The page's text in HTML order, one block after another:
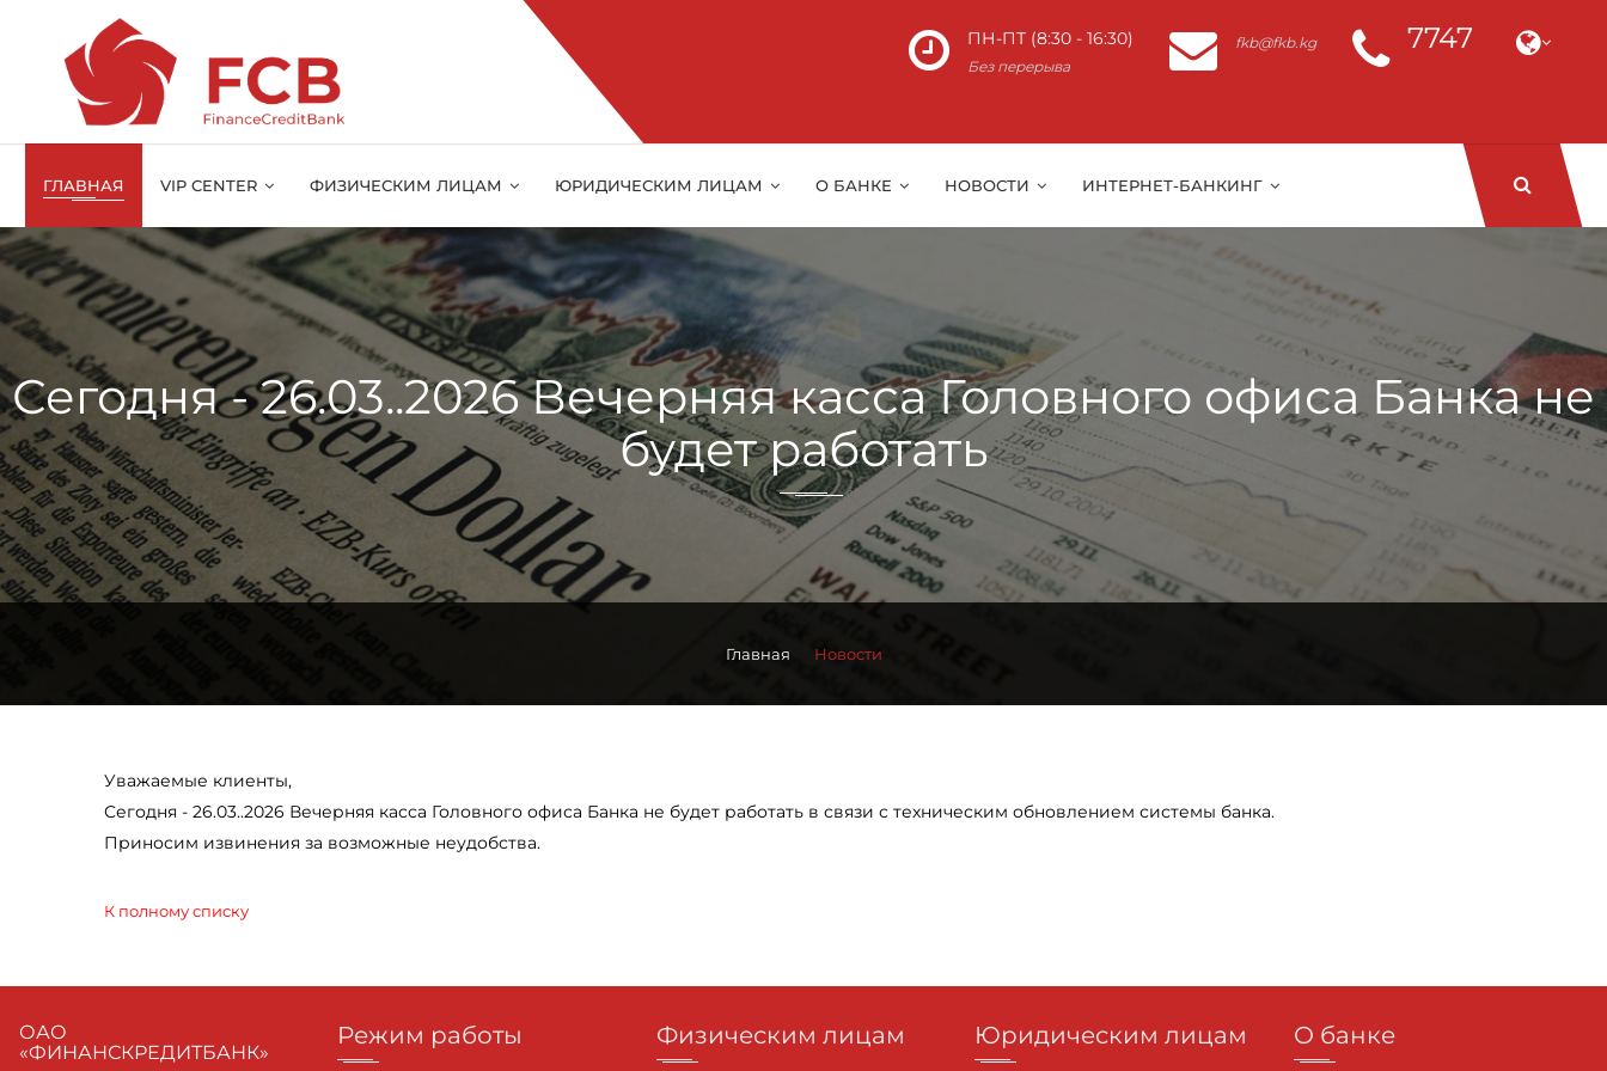
ПН-ПТ (8:30 - 16:30)
Без перерыва
fkb@fkb.kg 7747
ГЛАВНАЯ VIP CENTER ФИЗИЧЕСКИМ ЛИЦАМ ЮРИДИЧЕСКИМ ЛИЦАМ О БАНКЕ НОВОСТИ ИНТЕРНЕТ-БАНКИНГ
Сегодня - 26.03..2026 Вечерняя касса Головного офиса Банка не
будет работать
Главная Новости
Уважаемые клиенты,
Сегодня - 26.03..2026 Вечерняя касса Головного офиса Банка не будет работать в связи с техническим обновлением системы банка.
Приносим извинения за возможные неудобства.
К полному списку
ОАО
«ФИНАНСКРЕДИТБАНК»
Режим работы Физическим лицам Юридическим лицам О банке